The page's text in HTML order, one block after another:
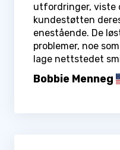
utfordringer, viste
kundestøtten
enestående. De
problemer, noe
lage nettstedet
Bobbie Menneg